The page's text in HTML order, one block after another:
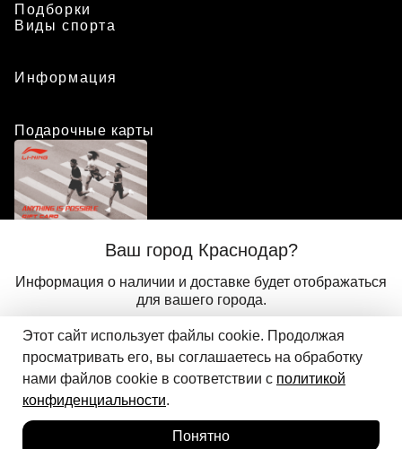
Ваш город Краснодар?
Информация о наличии и доставке будет отображаться
для вашего города.
Корзина
Добавить в корзину
Подборки
Виды спорта
Информация
Подарочные карты
Положение о программе лояльности
Присоединиться
© 2024 ООО «АДМИКС СПОРТ», официальный дистрибьютор
Li-Ning в России
Этот сайт использует файлы cookie. Продолжая
просматривать его, вы соглашаетесь на обработку
нами файлов cookie в соответствии с политикой
конфиденциальности.
Понятно